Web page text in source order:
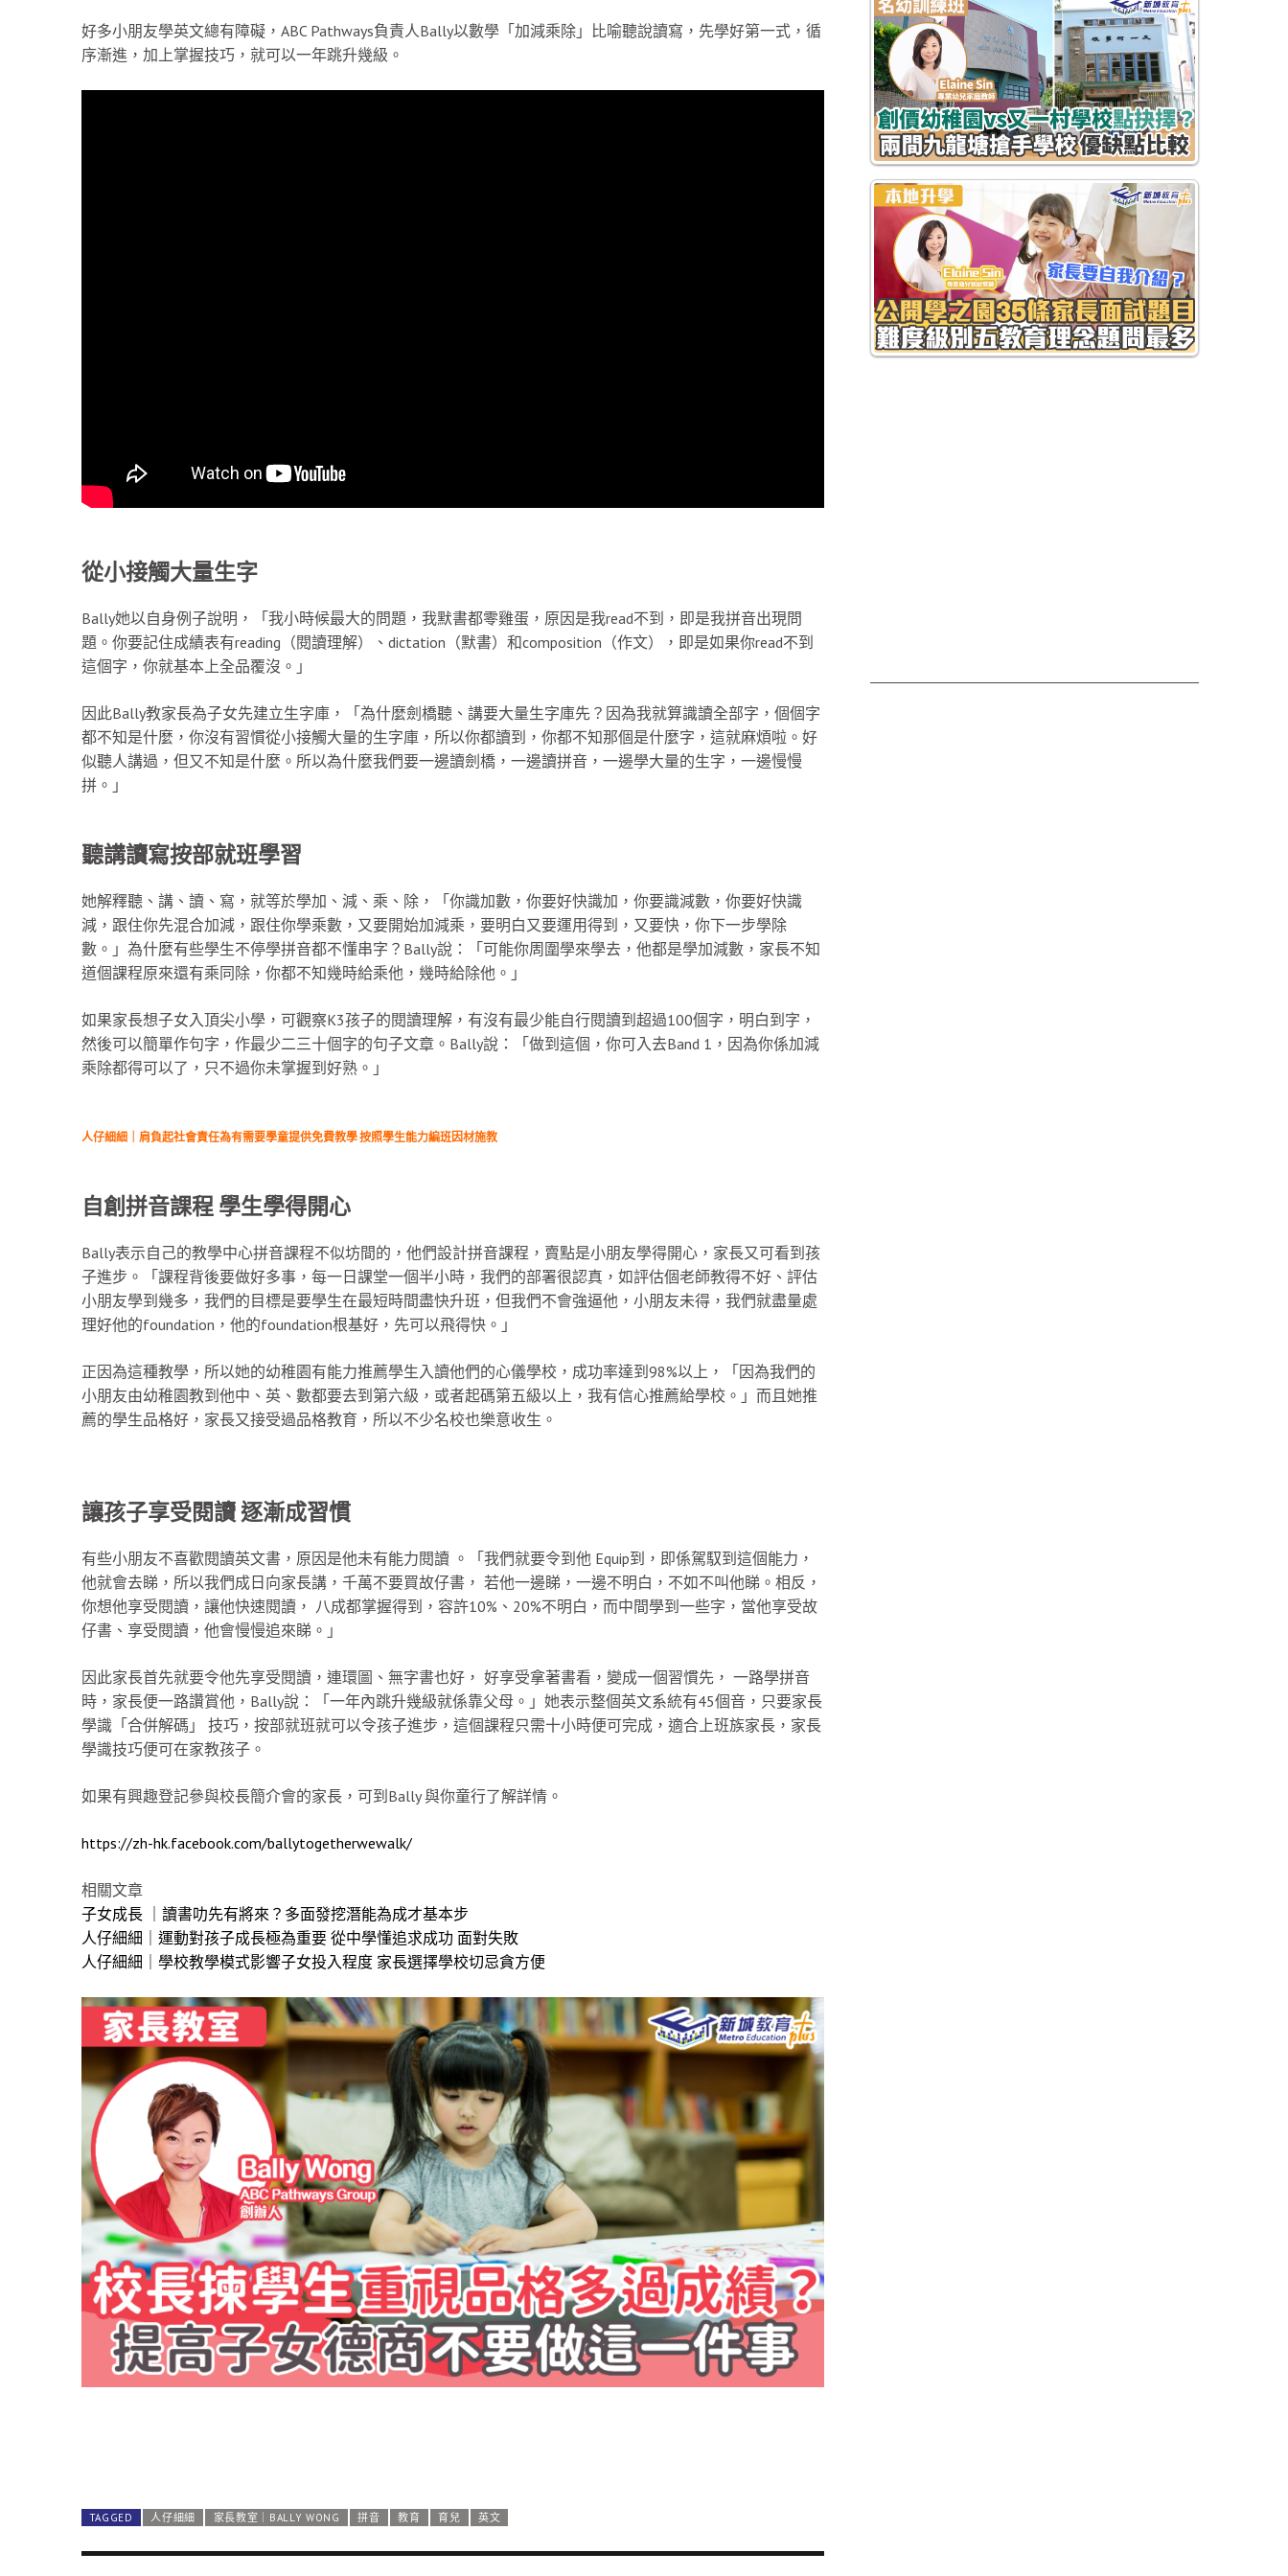
好多小朋友學英文總有障礙，ABC Pathways負責人Bally以數學「加減乘除」比喻聽說讀寫，先學好第一式，循
序漸進，加上掌握技巧，就可以一年跳升幾級。
從小接觸大量生字
Bally她以自身例子說明，「我小時候最大的問題，我默書都零雞蛋，原因是我read不到，即是我拼音出現問
題。你要記住成績表有reading（閱讀理解）、dictation（默書）和composition（作文），即是如果你read不到
這個字，你就基本上全品覆沒。」
因此Bally教家長為子女先建立生字庫，「為什麼劍橋聽、講要大量生字庫先？因為我就算識讀全部字，個個字
都不知是什麼，你沒有習慣從小接觸大量的生字庫，所以你都讀到，你都不知那個是什麼字，這就麻煩啦。好
似聽人講過，但又不知是什麼。所以為什麼我們要一邊讀劍橋，一邊讀拼音，一邊學大量的生字，一邊慢慢
拼。」
聽講讀寫按部就班學習
她解釋聽、講、讀、寫，就等於學加、減、乘、除，「你識加數，你要好快識加，你要識減數，你要好快識
減，跟住你先混合加減，跟住你學乘數，又要開始加減乘，要明白又要運用得到，又要快，你下一步學除
數。」為什麼有些學生不停學拼音都不懂串字？Bally說：「可能你周圍學來學去，他都是學加減數，家長不知
道個課程原來還有乘同除，你都不知幾時給乘他，幾時給除他。」
如果家長想子女入頂尖小學，可觀察K3孩子的閱讀理解，有沒有最少能自行閱讀到超過100個字，明白到字，
然後可以簡單作句字，作最少二三十個字的句子文章。Bally說：「做到這個，你可入去Band 1，因為你係加減
乘除都得可以了，只不過你未掌握到好熟。」
人仔細細｜肩負起社會責任為有需要學童提供免費教學 按照學生能力編班因材施教
自創拼音課程 學生學得開心
Bally表示自己的教學中心拼音課程不似坊間的，他們設計拼音課程，賣點是小朋友學得開心，家長又可看到孩
子進步。「課程背後要做好多事，每一日課堂一個半小時，我們的部署很認真，如評估個老師教得不好、評估
小朋友學到幾多，我們的目標是要學生在最短時間盡快升班，但我們不會強逼他，小朋友未得，我們就盡量處
理好他的foundation，他的foundation根基好，先可以飛得快。」
正因為這種教學，所以她的幼稚園有能力推薦學生入讀他們的心儀學校，成功率達到98%以上，「因為我們的
小朋友由幼稚園教到他中、英、數都要去到第六級，或者起碼第五級以上，我有信心推薦給學校。」而且她推
薦的學生品格好，家長又接受過品格教育，所以不少名校也樂意收生。
讓孩子享受閱讀 逐漸成習慣
有些小朋友不喜歡閱讀英文書，原因是他未有能力閱讀 。「我們就要令到他 Equip到，即係駕馭到這個能力，
他就會去睇，所以我們成日向家長講，千萬不要買故仔書， 若他一邊睇，一邊不明白，不如不叫他睇。相反，
你想他享受閱讀，讓他快速閱讀， 八成都掌握得到，容許10%、20%不明白，而中間學到一些字，當他享受故
仔書、享受閱讀，他會慢慢追來睇。」
因此家長首先就要令他先享受閱讀，連環圖、無字書也好， 好享受拿著書看，變成一個習慣先， 一路學拼音
時，家長便一路讚賞他，Bally說：「一年內跳升幾級就係靠父母。」她表示整個英文系統有45個音，只要家長
學識「合併解碼」 技巧，按部就班就可以令孩子進步，這個課程只需十小時便可完成，適合上班族家長，家長
學識技巧便可在家教孩子。
如果有興趣登記參與校長簡介會的家長，可到Bally 與你童行了解詳情。
https://zh-hk.facebook.com/ballytogetherwewalk/
相關文章
子女成長 ｜讀書叻先有將來？多面發挖潛能為成才基本步
人仔細細｜運動對孩子成長極為重要 從中學懂追求成功 面對失敗
人仔細細｜學校教學模式影響子女投入程度 家長選擇學校切忌貪方便
TAGGED 人仔細細 家長教室｜BALLY WONG 拼音 教育 育兒 英文